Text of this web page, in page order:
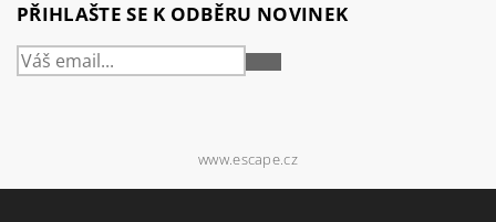
PŘIHLAŠTE SE K ODBĚRU NOVINEK
PŘIHLÁSIT
www.escape.cz